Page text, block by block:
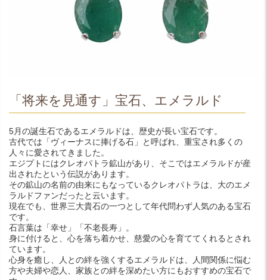
「将来を見通す」宝石、エメラルド
5月の誕生石であるエメラルドは、歴史が長い宝石です。
古代では「ヴィーナスに捧げる石」と呼ばれ、重宝され多くの
人々に愛されてきました。
エジプトにはクレオパトラ鉱山があり、そこではエメラルドが産
出されたという伝説があります。
その鉱山の名前の由来にもなっているクレオパトラは、大のエメ
ラルドファンだったと云います。
現在でも、世界三大貴石の一つとして年代問わず人気のある宝石
です。
石言葉は「幸せ」「不老長寿」。
身に付けると、心を落ち着かせ、慈愛の心を育ててくれるとされ
ています。
心身を癒し、人との絆を強くするエメラルドは、人間関係に悩む
方や夫婦や恋人、家族との絆を深めたい方にもおすすめの宝石で